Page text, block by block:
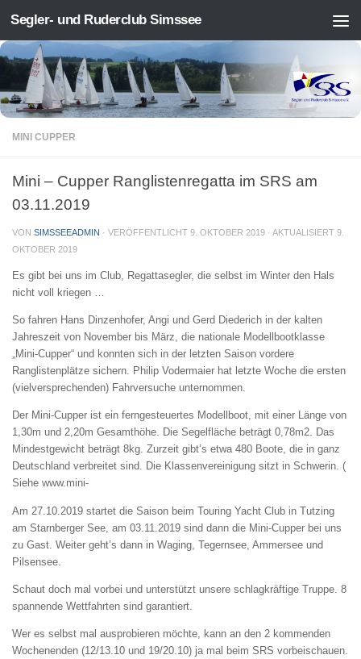
Zum Inhalt springen
Segler- und Ruderclub Simssee
MINI CUPPER
Mini – Cupper Ranglistenregatta im SRS am
03.11.2019
VON SIMSSEEADMIN · VERÖFFENTLICHT 9. OKTOBER 2019 · AKTUALISIERT 9.
OKTOBER 2019
Es gibt bei uns im Club, Regattasegler, die selbst im Winter den Hals
nicht voll kriegen …
So fahren Hans Dinzenhofer, Angi und Gerd Diederich in der kalten
Jahreszeit von November bis März, die nationale Modellbootklasse
„Mini-Cupper“ und konnten sich in der letzten Saison vordere
Ranglistenplätze sichern. Philip Vodermaier hat letzte Woche die ersten
(vielversprechenden) Fahrversuche unternommen.
Der Mini-Cupper ist ein ferngesteuertes Modellboot, mit einer Länge von
1,30m und 2,20m Gesamthöhe. Die Segelfläche beträgt 0,78m2. Das
Mindestgewicht beträgt 8kg. Zurzeit gibt’s etwa 480 Boote, die in ganz
Deutschland verbreitet sind. Die Klassenvereinigung sitzt in Schwerin. (
Siehe www.mini-
Am 27.10.2019 startet die Saison beim Touring Yacht Club in Tutzing
am Starnberger See, am 03.11.2019 sind dann die Mini-Cupper bei uns
zu Gast. Weiter geht’s dann in Waging, Tegernsee, Ammersee und
Pilsensee.
Schaut doch mal vorbei und unterstützt unsere schlagkräftige Truppe. 8
spannende Wettfahrten sind garantiert.
Wer es selbst mal ausprobieren möchte, kann an den 2 kommenden
Wochenenden (12/13.10 und 19/20.10) ja mal beim SRS vorbeischauen.